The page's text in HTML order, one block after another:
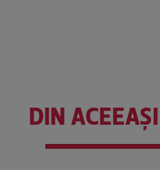
DIN